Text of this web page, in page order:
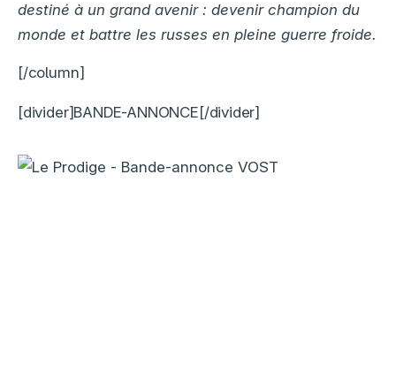
destiné à un grand avenir : devenir champion du
monde et battre les russes en pleine guerre froide.
[/column]
[divider]BANDE-ANNONCE[/divider]